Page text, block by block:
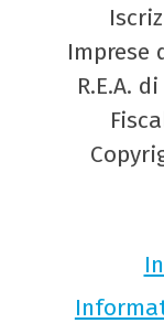
Imprese
R.E.A.